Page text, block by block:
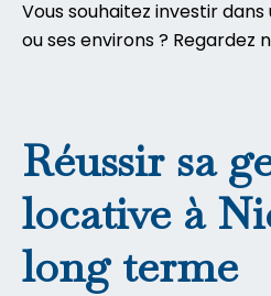
Vous souhaitez investir
ou ses environs ? Regardez
Réussir sa
locative à
long terme